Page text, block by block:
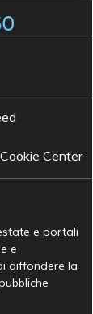
Cookie Center
e portali
e
diffondere la